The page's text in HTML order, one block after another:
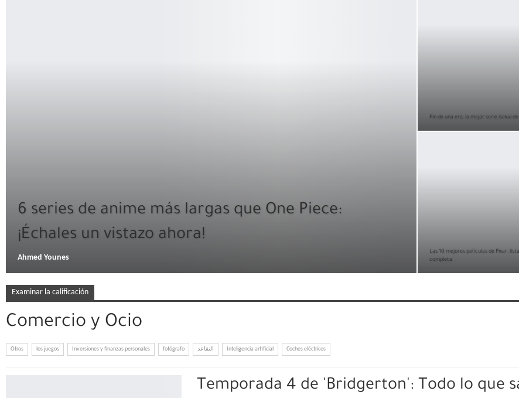
6 series de anime más largas que One Piece:
¡Échales un vistazo ahora!
Ahmed Younes
Fin de una era: la mejor serie isekai
Las 10 mejores películas de Pixar:
completa
Examinar la calificación
Comercio y Ocio
Otros los juegos Inversiones y finanzas personales fotógrafo التقاعد Inteligencia artificial Coches eléctricos
Temporada 4 de 'Bridgerton': Todo lo que